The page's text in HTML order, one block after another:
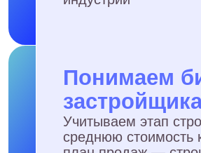
застройщике?
Через сколько будут
обращения от покупателей?